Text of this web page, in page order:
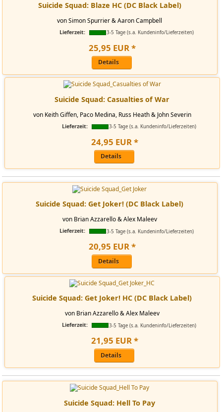
Suicide Squad: Blaze HC (DC Black Label)
von Simon Spurrier & Aaron Campbell
Lieferzeit: 3-5 Tage (s.a. Kundeninfo/Lieferzeiten)
25,95 EUR *
Details
Suicide Squad: Casualties of War
von Keith Giffen, Paco Medina, Russ Heath & John Severin
Lieferzeit: 3-5 Tage (s.a. Kundeninfo/Lieferzeiten)
24,95 EUR *
Details
Suicide Squad: Get Joker! (DC Black Label)
von Brian Azzarello & Alex Maleev
Lieferzeit: 3-5 Tage (s.a. Kundeninfo/Lieferzeiten)
20,95 EUR*
Details
Suicide Squad: Get Joker! HC (DC Black Label)
von Brian Azzarello & Alex Maleev
Lieferzeit: 3-5 Tage (s.a. Kundeninfo/Lieferzeiten)
21,95 EUR*
Details
Suicide Squad: Hell To Pay